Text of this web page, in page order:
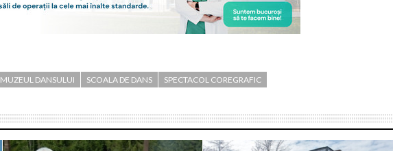
MUZEUL DANSULUI SCOALA DE DANS SPECTACOL COREGRAFIC